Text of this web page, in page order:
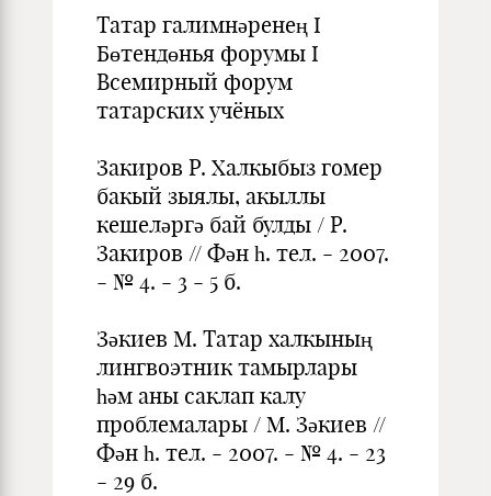
Татар галимнәренең I
Бөтендөнья форумы I
Всемирный форум
татарских учёных
Закиров Р. Халкыбыз гомер
бакый зыялы, акыллы
кешеләргә бай бул­ды / Р.
Закиров // Фән һ. тел. - 2007.
- № 4. - 3 - 5 б.
Зәкиев М. Татар халкының
лингвоэтник тамырлары
һәм аны саклап калу
проблемалары / М. Зәкиев //
Фән һ. тел. - 2007. - № 4. - 23
- 29 б.